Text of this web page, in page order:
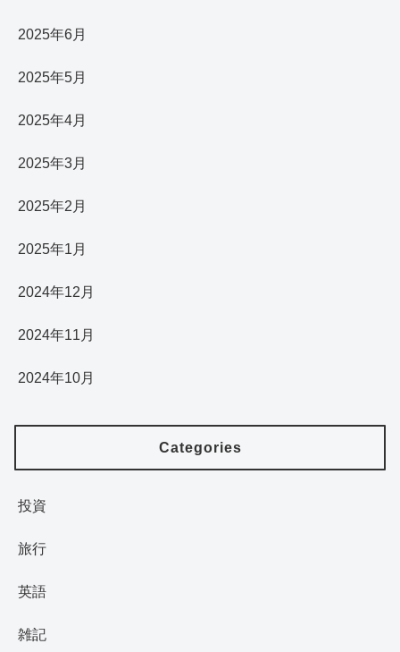
2025年6月
2025年5月
2025年4月
2025年3月
2025年2月
2025年1月
2024年12月
2024年11月
2024年10月
Categories
投資
旅行
英語
雑記